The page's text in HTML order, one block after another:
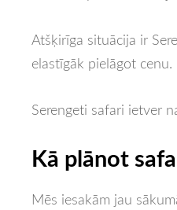
Atšķirīga situācija ir
elastīgāk pielāgot cenu.
Serengeti safari ietver
Kā plānot
Mēs iesakām jau